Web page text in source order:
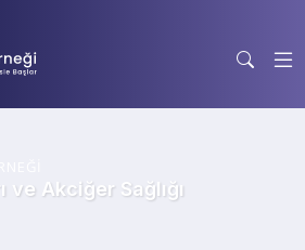
ve Akciğer Sağlığı